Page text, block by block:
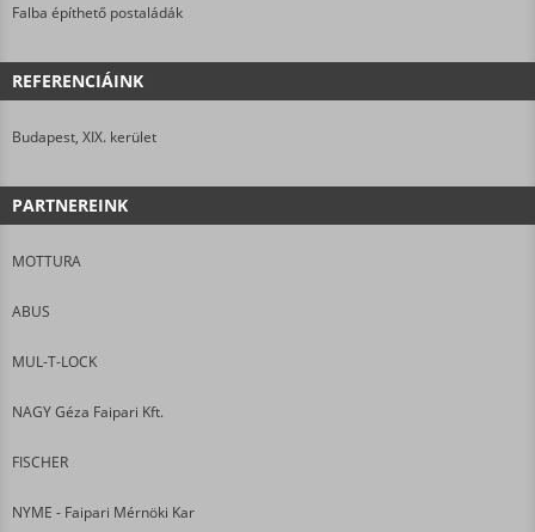
Falba építhető postaládák
REFERENCIÁINK
Budapest, XIX. kerület
PARTNEREINK
MOTTURA
ABUS
MUL-T-LOCK
NAGY Géza Faipari Kft.
FISCHER
NYME - Faipari Mérnöki Kar